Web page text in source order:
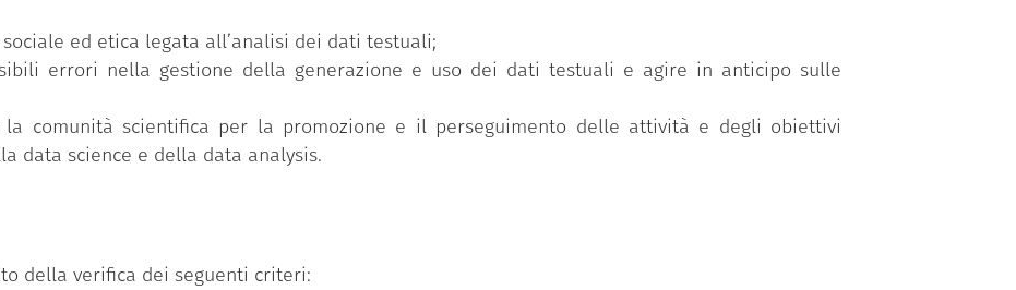
ed etica legata all’analisi dei dati testuali;
errori nella gestione della generazione e uso dei dati testuali e agire in anticipo sulle
la comunità scientifica per la promozione e il perseguimento delle attività e degli obiettivi
data science e della data analysis.
della verifica dei seguenti criteri: